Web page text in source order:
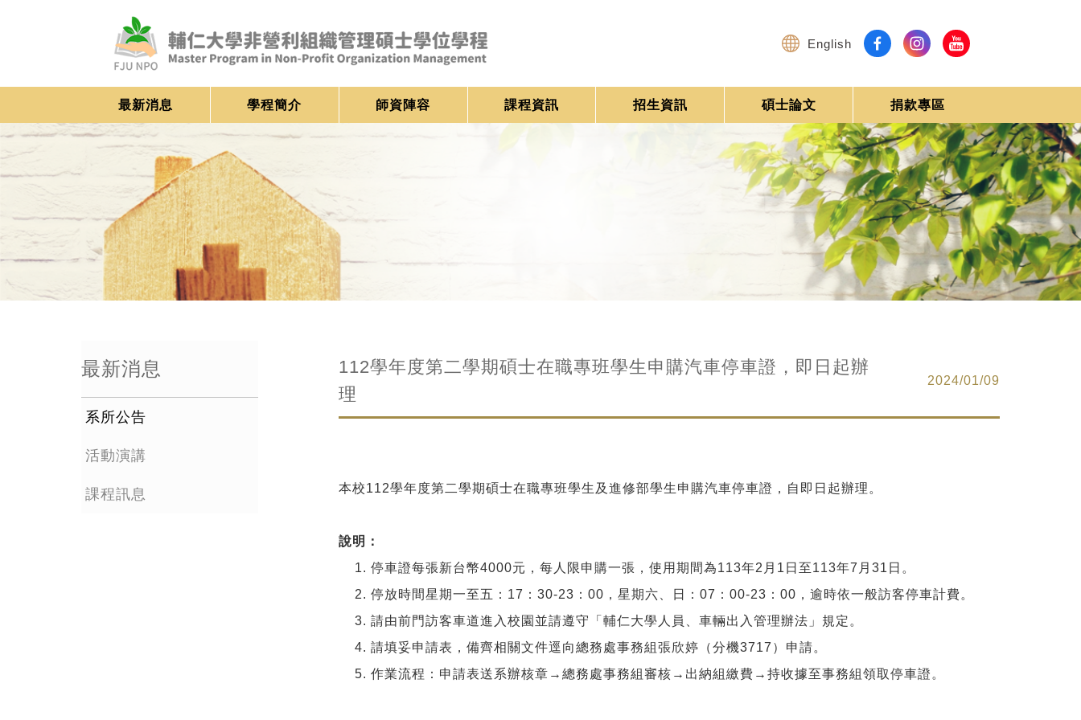
English
最新消息 學程簡介 師資陣容 課程資訊 招生資訊 碩士論文 捐款專區
最新消息
系所公告
活動演講
課程訊息
112學年度第二學期碩士在職專班學生申購汽車停車證，即日起辦
理
2024/01/09
本校112學年度第二學期碩士在職專班學生及進修部學生申購汽車停車證，自即日起辦理。
說明：
停車證每張新台幣4000元，每人限申購一張，使用期間為113年2月1日至113年7月31日。
停放時間星期一至五：17：30-23：00，星期六、日：07：00-23：00，逾時依一般訪客停車計費。
請由前門訪客車道進入校園並請遵守「輔仁大學人員、車輛出入管理辦法」規定。
請填妥申請表，備齊相關文件逕向總務處事務組張欣婷（分機3717）申請。
作業流程：申請表送系辦核章→總務處事務組審核→出納組繳費→持收據至事務組領取停車證。